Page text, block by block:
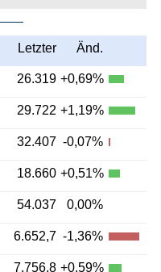
Letzter Änd.
26.319 +0,69%
29.722 +1,19%
32.407 -0,07%
18.660 +0,51%
54.037 0,00%
6.652,7 -1,36%
7.756,8 +0,59%